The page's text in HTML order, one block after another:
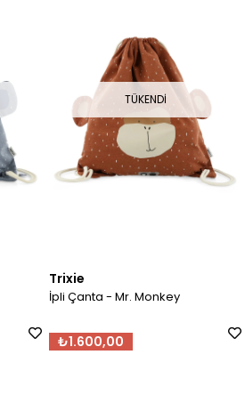
TÜKENDI
Trixie
İpli Çanta - Mr. Monkey
₺1.600,00